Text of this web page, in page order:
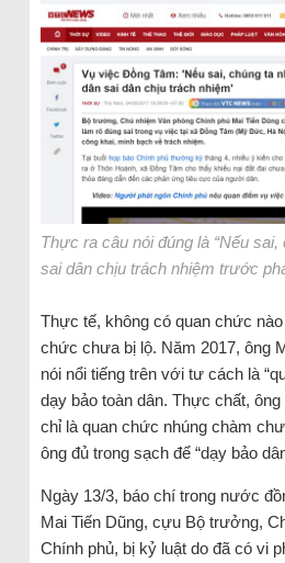
Thực ra câu nói đúng là “Nếu sai,
sai dân chịu trách nhiệm trước
Thực tế, không có quan chức
chức chưa bị lộ. Năm 2017, ông
nói nổi tiếng trên với tư cách là
dạy bảo toàn dân. Thực chất,
chỉ là quan chức nhúng chàm
ông đủ trong sạch để “dạy bảo
Ngày 13/3, báo chí trong nước
Mai Tiến Dũng, cựu Bộ trưởng,
Chính phủ, bị kỷ luật do đã có vi